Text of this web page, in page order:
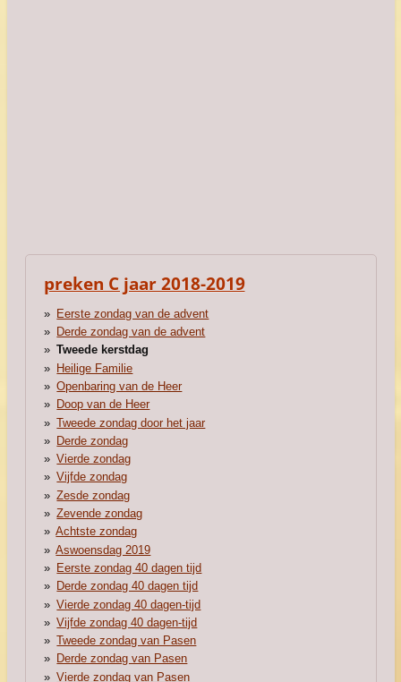
preken C jaar 2018-2019
Eerste zondag van de advent
Derde zondag van de advent
Tweede kerstdag
Heilige Familie
Openbaring van de Heer
Doop van de Heer
Tweede zondag door het jaar
Derde zondag
Vierde zondag
Vijfde zondag
Zesde zondag
Zevende zondag
Achtste zondag
Aswoensdag 2019
Eerste zondag 40 dagen tijd
Derde zondag 40 dagen tijd
Vierde zondag 40 dagen-tijd
Vijfde zondag 40 dagen-tijd
Tweede zondag van Pasen
Derde zondag van Pasen
Vierde zondag van Pasen